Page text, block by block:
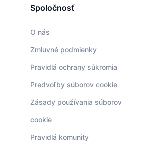
Spoločnosť
O nás
Zmluvné podmienky
Pravidlá ochrany súkromia
Predvoľby súborov cookie
Zásady používania súborov
cookie
Pravidlá komunity